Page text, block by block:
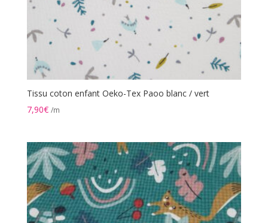
Tissu coton enfant Oeko-Tex Paoo blanc / vert
7,90€ /m